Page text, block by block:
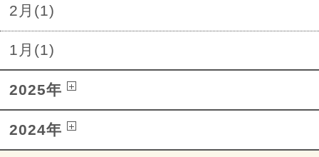
2月(1)
1月(1)
2025年
2024年